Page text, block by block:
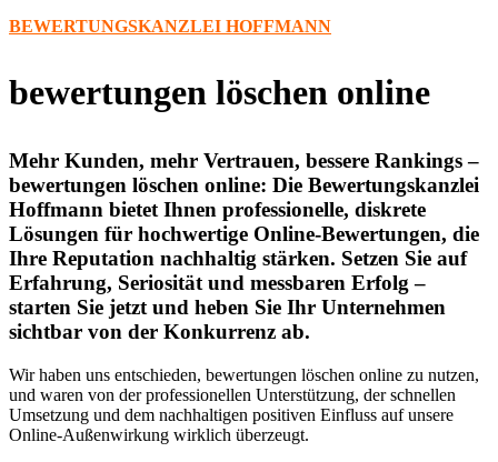
BEWERTUNGSKANZLEI HOFFMANN
bewertungen löschen online
Mehr Kunden, mehr Vertrauen, bessere Rankings –
bewertungen löschen online: Die Bewertungskanzlei
Hoffmann bietet Ihnen professionelle, diskrete
Lösungen für hochwertige Online-Bewertungen, die
Ihre Reputation nachhaltig stärken. Setzen Sie auf
Erfahrung, Seriosität und messbaren Erfolg –
starten Sie jetzt und heben Sie Ihr Unternehmen
sichtbar von der Konkurrenz ab.
Wir haben uns entschieden, bewertungen löschen online zu nutzen,
und waren von der professionellen Unterstützung, der schnellen
Umsetzung und dem nachhaltigen positiven Einfluss auf unsere
Online‑Außenwirkung wirklich überzeugt.